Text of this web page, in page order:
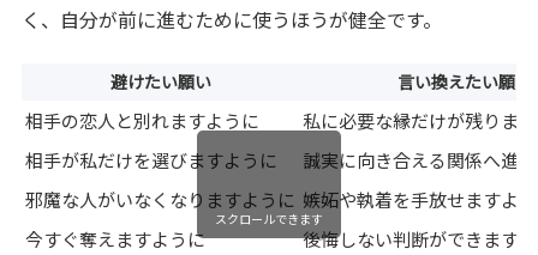
く、自分が前に進むために使うほうが健全です。
避けたい願い 言い換えたい願い
相手の恋人と別れますように
私に必要な縁だけが残りま
相手が私だけを選びますように
誠実に向き合える関係へ進
邪魔な人がいなくなりますように 嫉妬や執着を手放せますよ
今すぐ奪えますように
後悔しない判断ができます
スクロールできます